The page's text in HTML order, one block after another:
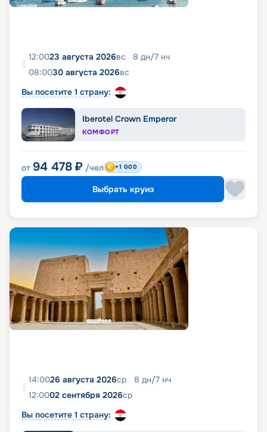
12:0023 августа 2026вс 8 дн/7 нч
08:0030 августа 2026вс
Вы посетите 1 страну:
Iberotel Crown Emperor
КОМФОРТ
от 94 478 ₽ /чел +1 000
Выбрать круиз
14:0026 августа 2026ср 8 дн/7 нч
12:0002 сентября 2026ср
Вы посетите 1 страну: